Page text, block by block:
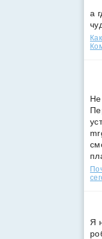
а
Не
Я